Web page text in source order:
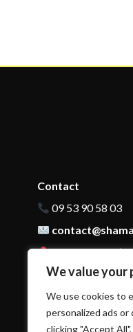
We value your
We use cookies to
personalized ads
clicking "Accept
Contact
09 53 90 58 03
140 Cours de